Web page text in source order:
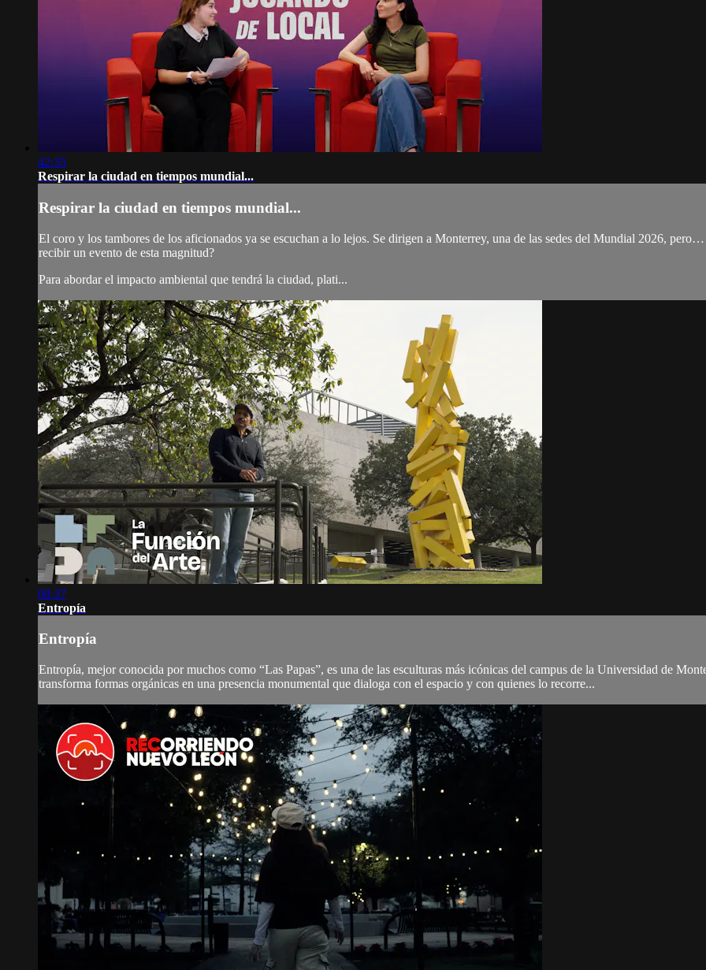
42:35
Respirar la ciudad en tiempos mundial...
Respirar la ciudad en tiempos mundial...
El coro y los tambores de los aficionados ya se escuchan a lo lejos. Se dirigen a Monterrey, una de las sedes del Mundial 2026,
recibir un evento de esta magnitud?
Para abordar el impacto ambiental que tendrá la ciudad, plati...
08:37
Entropía
Entropía
Entropía, mejor conocida por muchos como “Las Papas”, es una de las esculturas más icónicas del campus de la Universidad de
transforma formas orgánicas en una presencia monumental que dialoga con el espacio y con quienes lo recorre...